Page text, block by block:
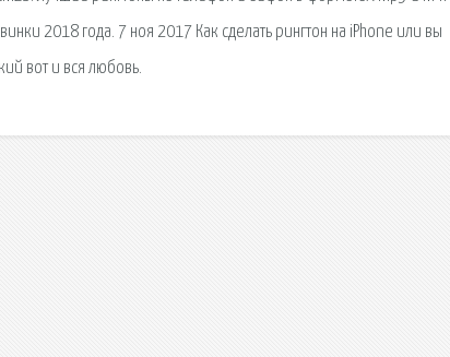
2018 года. 7 ноя 2017 Как сделать рингтон на iPhone или вы
вот и вся любовь.